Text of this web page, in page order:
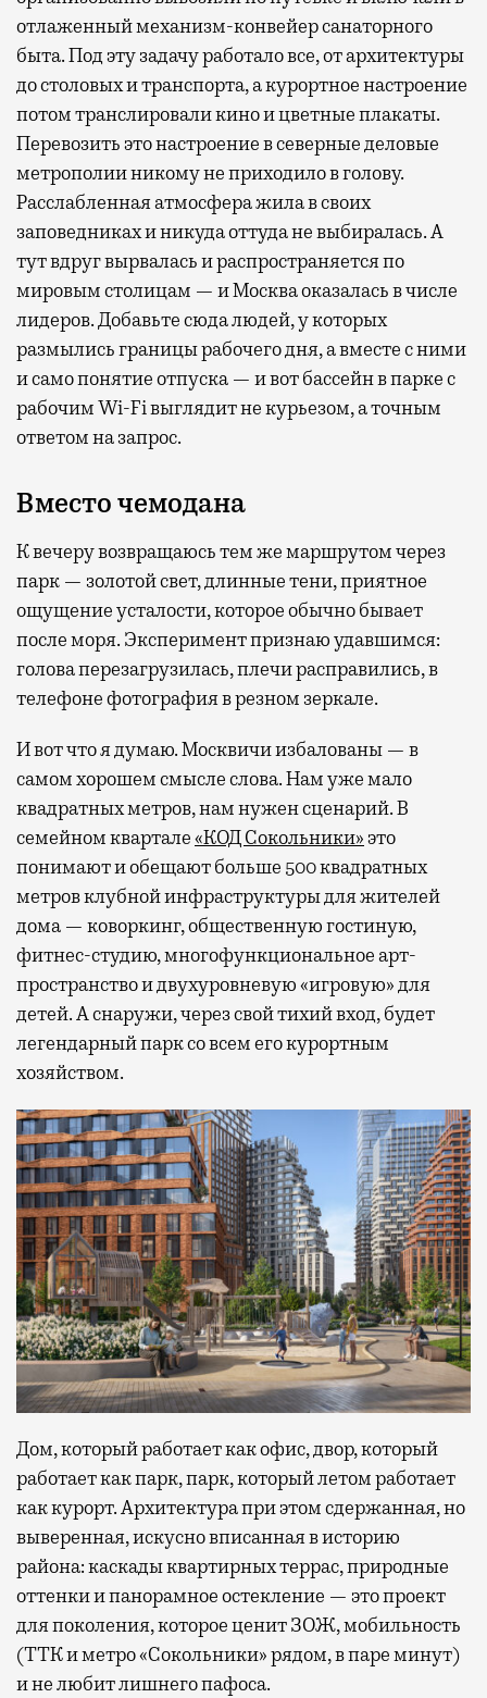
отлаженный механизм-конвейер санаторного
быта. Под эту задачу работало все, от архитектуры
до столовых и транспорта, а курортное настроение
потом транслировали кино и цветные плакаты.
Перевозить это настроение в северные деловые
метрополии никому не приходило в голову.
Расслабленная атмосфера жила в своих
заповедниках и никуда оттуда не выбиралась. А
тут вдруг вырвалась и распространяется по
мировым столицам — и Москва оказалась в числе
лидеров. Добавьте сюда людей, у которых
размылись границы рабочего дня, а вместе с ними
и само понятие отпуска — и вот бассейн в парке с
рабочим Wi-Fi выглядит не курьезом, а точным
ответом на запрос.
Вместо чемодана
К вечеру возвращаюсь тем же маршрутом через
парк — золотой свет, длинные тени, приятное
ощущение усталости, которое обычно бывает
после моря. Эксперимент признаю удавшимся:
голова перезагрузилась, плечи расправились, в
телефоне фотография в резном зеркале.
И вот что я думаю. Москвичи избалованы — в
самом хорошем смысле слова. Нам уже мало
квадратных метров, нам нужен сценарий. В
семейном квартале«КОД Сокольники»это
понимают и обещают больше 500 квадратных
метров клубной инфраструктуры для жителей
дома — коворкинг, общественную гостиную,
фитнес-студию, многофункциональное арт-
пространство и двухуровневую «игровую» для
детей. А снаружи, через свой тихий вход, будет
легендарный парк со всем его курортным
хозяйством.
Дом, который работает как офис, двор, который
работает как парк, парк, который летом работает
как курорт. Архитектура при этом сдержанная, но
выверенная, искусно вписанная в историю
района: каскады квартирных террас, природные
оттенки и панорамное остекление — это проект
для поколения, которое ценит ЗОЖ, мобильность
(ТТК и метро «Сокольники» рядом, в паре минут)
и не любит лишнего пафоса.